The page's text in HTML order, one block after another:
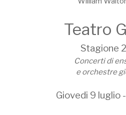
Teatro
Stagione
Concerti di
e orchestre
Giovedi 9 luglio